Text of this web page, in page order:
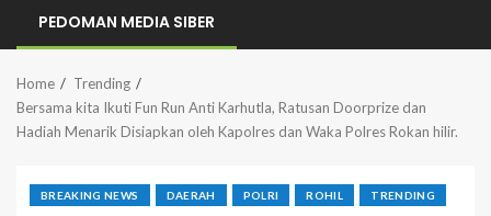
PEDOMAN MEDIA SIBER
Home
Trending
Bersama kita Ikuti Fun Run Anti Karhutla, Ratusan Doorprize dan
Hadiah Menarik Disiapkan oleh Kapolres dan Waka Polres Rokan hilir.
BREAKING NEWS DAERAH POLRI ROHIL TRENDING